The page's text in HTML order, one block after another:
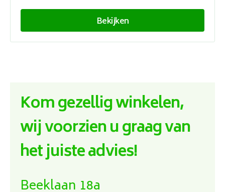
Bekijken
Kom gezellig winkelen,
wij voorzien u graag van
het juiste advies!
Beeklaan 18a